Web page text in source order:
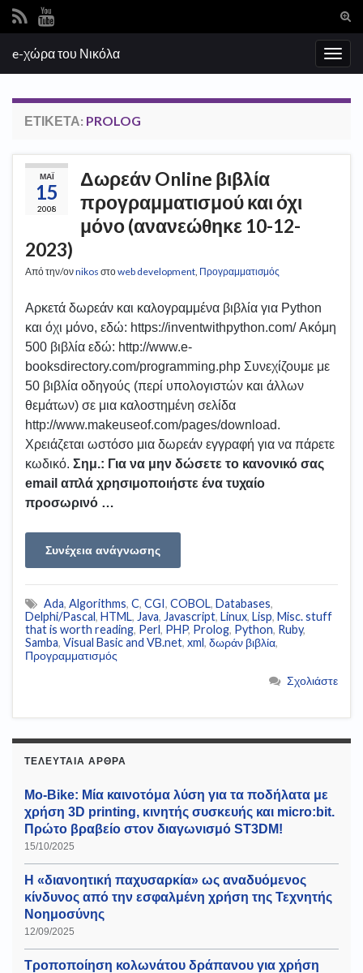
Search for:
e-χώρα του Νικόλα
ΕΤΙΚΈΤΑ: PROLOG
ΜΆΙ
15
2008
Δωρεάν Online βιβλία
προγραμματισμού και όχι
μόνο (ανανεώθηκε 10-12-
2023)
Από την/ονnikos στοweb development, Προγραμματισμός
Αρκετά δωρεάν και καλογραμμένα βιβλία για Python
και όχι μόνο, εδώ: https://inventwithpython.com/ Ακόμη
500 βιβλία εδώ: http://www.e-
booksdirectory.com/programming.php Συνεχίζουμε με
50 βιβλία οδηγούς (περί υπολογιστών και άλλων
θεμάτων) σε μια καλοστημένη σελίδα
http://www.makeuseof.com/pages/download.
Χρειάζεται ωστόσο μια δωρεάν εγγραφή για να πάρετε
κωδικό. Σημ.: Για να μην δώσετε το κανονικό σας
email απλά χρησιμοποιήστε ένα τυχαίο
προσωρινό …
Συνέχεια ανάγνωσης
Ada, Algorithms, C, CGI, COBOL, Databases,
Delphi/Pascal, HTML, Java, Javascript, Linux, Lisp, Misc. stuff
that is worth reading, Perl, PHP, Prolog, Python, Ruby,
Samba, Visual Basic and VB.net, xml, δωράν βιβλία,
Προγραμματισμός
Σχολιάστε
ΤΕΛΕΥΤΑΊΑ ΆΡΘΡΑ
Mo-Bike: Μία καινοτόμα λύση για τα ποδήλατα με
χρήση 3D printing, κινητής συσκευής και micro:bit.
Πρώτο βραβείο στον διαγωνισμό ST3DM!
15/10/2025
Η «διανοητική παχυσαρκία» ως αναδυόμενος
κίνδυνος από την εσφαλμένη χρήση της Τεχνητής
Νοημοσύνης
12/09/2025
Τροποποίηση κολωνάτου δράπανου για χρήση